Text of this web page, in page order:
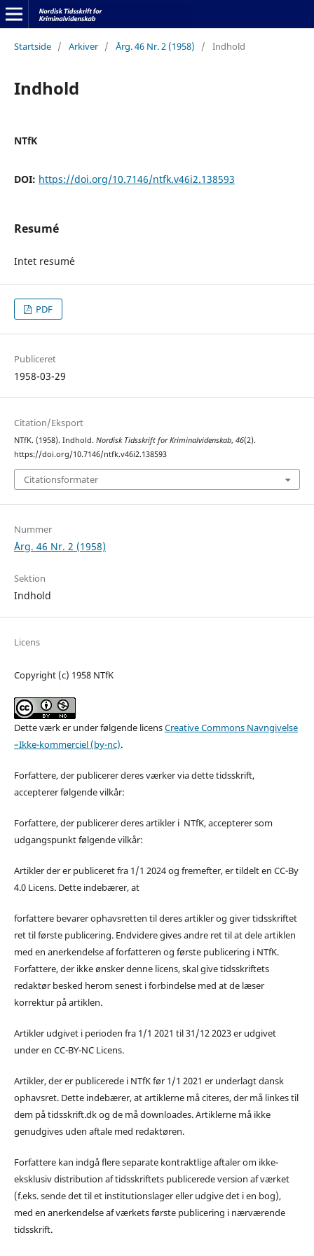
Startside / Arkiver / Årg. 46 Nr. 2 (1958) / Indhold
Indhold
NTfK
DOI: https://doi.org/10.7146/ntfk.v46i2.138593
Resumé
Intet resum´e
PDF
Publiceret
1958-03-29
Citation/Eksport
NTfK. (1958). Indhold. Nordisk Tidsskrift for Kriminalvidenskab, 46(2).
https://doi.org/10.7146/ntfk.v46i2.138593
Citationsformater
Nummer
Årg. 46 Nr. 2 (1958)
Sektion
Indhold
Licens
Copyright (c) 1958 NTfK
Dette værk er under følgende licensCreative Commons Navngivelse
–Ikke-kommerciel (by-nc).
Forfattere, der publicerer deres værker via dette tidsskrift,
accepterer følgende vilkår:
Forfattere, der publicerer deres artikler i NTfK, accepterer som
udgangspunkt følgende vilkår:
Artikler der er publiceret fra 1/1 2024 og fremefter, er tildelt en CC-By
4.0 Licens. Dette indebærer, at
forfattere bevarer ophavsretten til deres artikler og giver tidsskriftet
ret til første publicering. Endvidere gives andre ret til at dele artiklen
med en anerkendelse af forfatteren og første publicering i NTfK.
Forfattere, der ikke ønsker denne licens, skal give tidsskriftets
redaktør besked herom senest i forbindelse med at de læser
korrektur på artiklen.
Artikler udgivet i perioden fra 1/1 2021 til 31/12 2023 er udgivet
under en CC-BY-NC Licens.
Artikler, der er publicerede i NTfK før 1/1 2021 er underlagt dansk
ophavsret. Dette indebærer, at artiklerne må citeres, der må linkes til
dem på tidsskrift.dk og de må downloades. Artiklerne må ikke
genudgives uden aftale med redaktøren.
Forfattere kan indgå flere separate kontraktlige aftaler om ikke-
eksklusiv distribution af tidsskriftets publicerede version af værket
(f.eks. sende det til et institutionslager eller udgive det i en bog),
med en anerkendelse af værkets første publicering i nærværende
tidsskrift.